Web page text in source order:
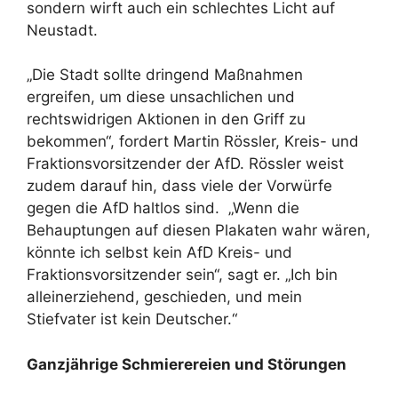
sondern wirft auch ein schlechtes Licht auf
Neustadt.
„Die Stadt sollte dringend Maßnahmen
ergreifen, um diese unsachlichen und
rechtswidrigen Aktionen in den Griff zu
bekommen“, fordert Martin Rössler, Kreis- und
Fraktionsvorsitzender der AfD. Rössler weist
zudem darauf hin, dass viele der Vorwürfe
gegen die AfD haltlos sind. „Wenn die
Behauptungen auf diesen Plakaten wahr wären,
könnte ich selbst kein AfD Kreis- und
Fraktionsvorsitzender sein“, sagt er. „Ich bin
alleinerziehend, geschieden, und mein
Stiefvater ist kein Deutscher.“
Ganzjährige Schmierereien und Störungen